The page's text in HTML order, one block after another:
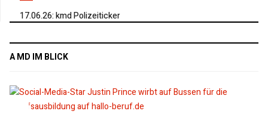
17.06.26: kmd Polizeiticker
A MD IM BLICK